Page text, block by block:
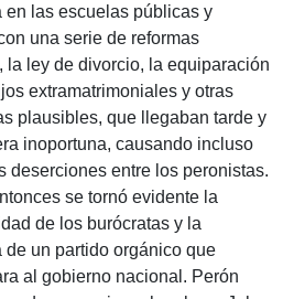
en las escuelas públicas y
una serie de reformas
la ley de divorcio, la equiparación
extramatrimoniales y otras
plausibles, que llegaban tarde y
inoportuna, causando incluso
deserciones entre los peronistas.
se tornó evidente la
de los burócratas y la
de un partido orgánico que
al gobierno nacional. Perón